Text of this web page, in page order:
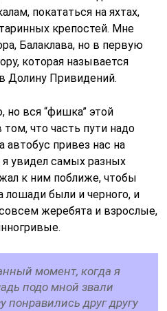
покататься на яхтах,
крепостей. Мне
Балаклава, но в первую
которая называется
Долину Привидений.
но вся “фишка” этой
что часть пути надо
автобус привез нас на
увидел самых разных
к ним поближе, чтобы
лошади были и черного, и
жеребята и взрослые,
момент, когда я
подо мной звали
понравились друг другу